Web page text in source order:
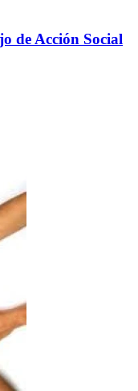
de Acción Social